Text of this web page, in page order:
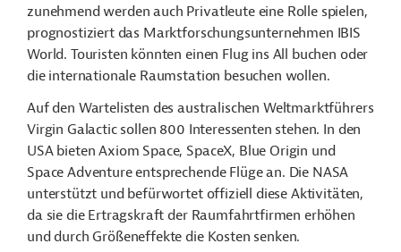
zunehmend werden auch Privatleute eine Rolle spielen,
prognostiziert das Marktforschungsunternehmen IBIS
World. Touristen könnten einen Flug ins All buchen oder
die internationale Raumstation besuchen wollen.
Auf den Wartelisten des australischen Weltmarktführers
Virgin Galactic sollen 800 Interessenten stehen. In den
USA bieten Axiom Space, SpaceX, Blue Origin und
Space Adventure entsprechende Flüge an. Die NASA
unterstützt und befürwortet offiziell diese Aktivitäten,
da sie die Ertragskraft der Raumfahrtfirmen erhöhen
und durch Größeneffekte die Kosten senken.